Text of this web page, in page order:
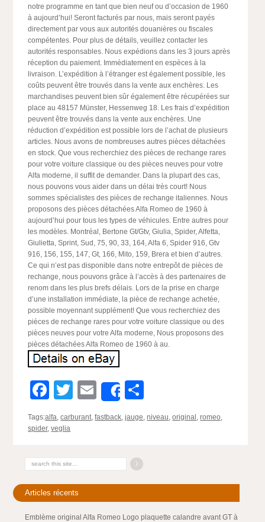
notre programme en tant que bien neuf ou d’occasion de 1960
à aujourd’hui! Seront facturés par nous, mais seront payés
directement par vous aux autorités douanières ou fiscales
compétentes. Pour plus de détails, veuillez contacter les
autorités responsables. Nous expédions dans les 3 jours après
réception du paiement. Immédiatement en espèces à la
livraison. L’expédition à l’étranger est également possible, les
coûts peuvent être trouvés dans la vente aux enchères. Les
marchandises peuvent bien sûr également être récupérées sur
place au 48157 Münster, Hessenweg 18. Les frais d’expédition
peuvent être trouvés dans la vente aux enchères. Une
réduction d’expédition est possible lors de l’achat de plusieurs
articles. Nous avons de nombreuses autres pièces détachées
en stock. Que vous recherchiez des pièces de rechange rares
pour votre voiture classique ou des pièces neuves pour votre
Alfa moderne, il suffit de demander. Dans la plupart des cas,
nous pouvons vous aider dans un délai très court! Nous
sommes spécialistes des pièces de rechange italiennes. Nous
proposons des pièces détachées Alfa Romeo de 1960 à
aujourd’hui pour tous les types de véhicules. Entre autres pour
les modèles. Montréal, Bertone Gt/Gtv, Giulia, Spider, Alfetta,
Giulietta, Sprint, Sud, 75, 90, 33, 164, Alfa 6, Spider 916, Gtv
916, 156, 155, 147, Gt, 166, Mito, 159, Brera et bien d’autres.
Ce qui n’est pas disponible dans notre entrepôt de pièces de
rechange, nous pouvons grâce à l’accès à des partenaires de
renom dans les plus brefs délais. Lors de la prise en charge
d’une installation immédiate, la pièce de rechange achetée,
possible moyennant supplément! Que vous recherchiez des
pièces de rechange rares pour votre voiture classique ou des
pièces neuves pour votre Alfa moderne, Nous proposons des
pièces détachées Alfa Romeo de 1960 à au.
Facebook
Twitter
EmailShare
Tags:alfa,carburant,fastback,jauge,niveau,original ,romeo,
spider,veglia
Articles récents
Emblème original Alfa Romeo Logo plaquette calandre avant GT à